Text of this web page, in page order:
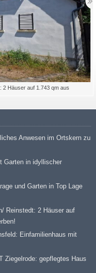
2 Häuser auf 1.743 qm aus
Anwesen im Ortskern zu
Garten in idyllischer
und Garten in Top Lage
Reinstedt: 2 Häuser auf
Einfamilienhaus mit
Ziegelrode: gepflegtes Haus